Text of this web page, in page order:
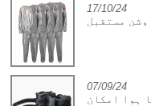
17/10/24
مستقبل
07/09/24
ہوا امکان